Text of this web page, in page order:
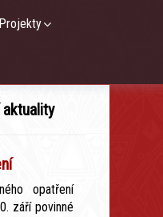
Projekty
opatření
září povinné